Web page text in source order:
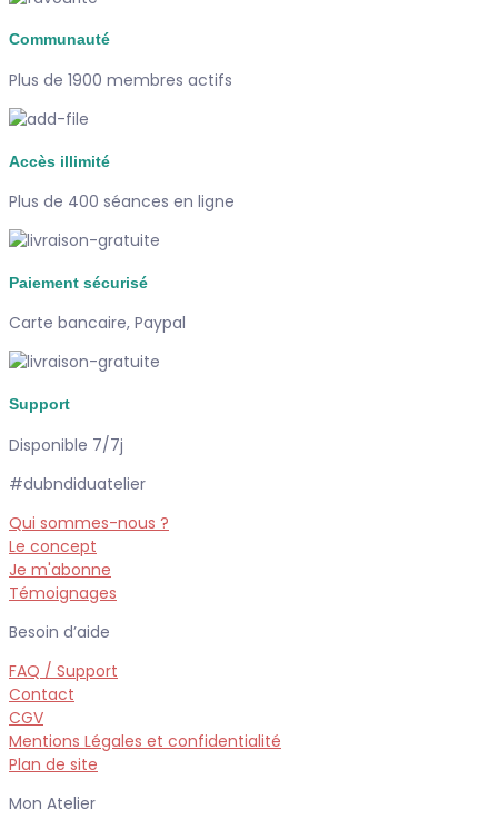
Communauté
Plus de 1900 membres actifs
Accès illimité
Plus de 400 séances en ligne
Paiement sécurisé
Carte bancaire, Paypal
Support
Disponible 7/7j
#dubndiduatelier
Qui sommes-nous ?
Le concept
Je m'abonne
Témoignages
Besoin d’aide
FAQ / Support
Contact
CGV
Mentions Légales et confidentialité
Plan de site
Mon Atelier